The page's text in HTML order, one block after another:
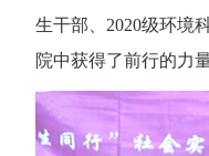
生干部、 2020级环境
院中获得了前行的力量